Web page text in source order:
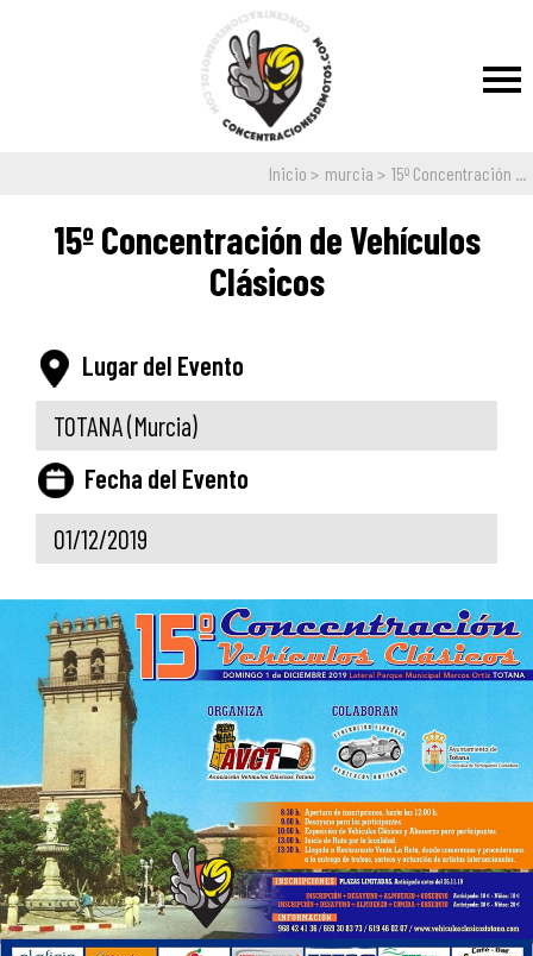
Inicio murcia 15º Concentración ...
15º Concentración de Vehículos
Clásicos
Lugar del Evento
TOTANA(Murcia)
Fecha del Evento
01/12/2019